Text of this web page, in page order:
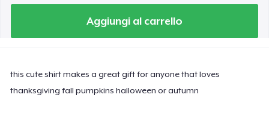
Aggiungi al carrello
this cute shirt makes a great gift for anyone that loves
thanksgiving fall pumpkins halloween or autumn